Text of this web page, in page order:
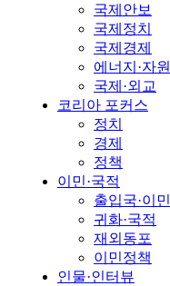
국제안보
국제정치
국제경제
에너지·자원
국제·외교
코리아 포커스
정치
경제
정책
이민·국적
출입국·이민
귀화·국적
재외동포
이민정책
인물·인터뷰